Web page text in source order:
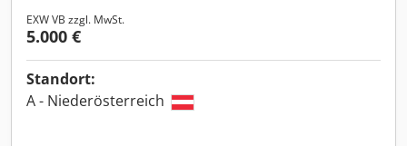
EXW VB zzgl. MwSt.
5.000 €
Standort:
A - Niederösterreich